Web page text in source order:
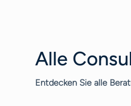
Alle
Entdecken Sie alle